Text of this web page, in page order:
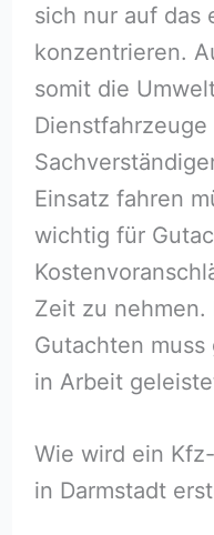
sich nur auf das
konzentrieren.
somit die
Einsatz fahren
wichtig für
Zeit zu
Gutachten
in Arbeit
Wie wird ein
in Darmstadt